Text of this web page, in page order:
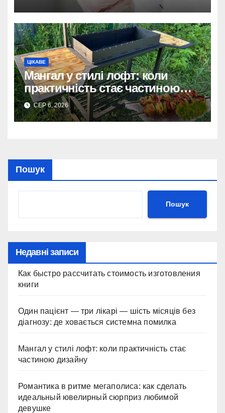
ЦІКАВЕ
Мангал у стилі лофт: коли
практичність стає частиною
дизайну
СЕР 6, 2026
Пошук
Пошук
Недавні записи
Как быстро рассчитать стоимость изготовления
книги
Один пацієнт — три лікарі — шість місяців без
діагнозу: де ховається системна помилка
Мангал у стилі лофт: коли практичність стає
частиною дизайну
Романтика в ритме мегаполиса: как сделать
идеальный ювелирный сюрприз любимой
девушке